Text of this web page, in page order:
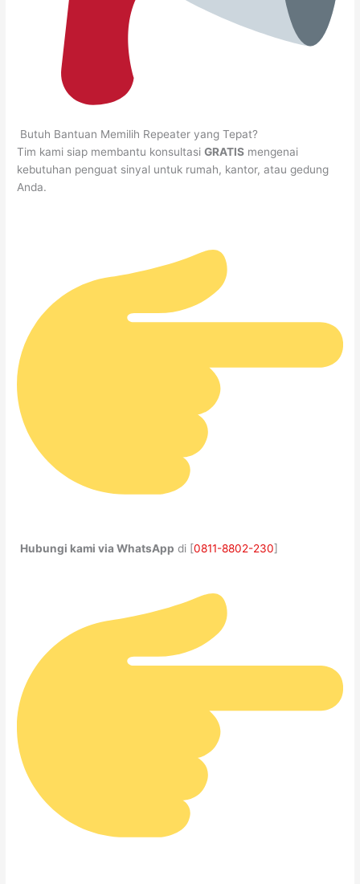
Butuh Bantuan Memilih Repeater yang Tepat?
Tim kami siap membantu konsultasiGRATIS mengenai
kebutuhan penguat sinyal untuk rumah, kantor, atau gedung
Anda.
Hubungi kami via WhatsApp di [0811-8802-230]